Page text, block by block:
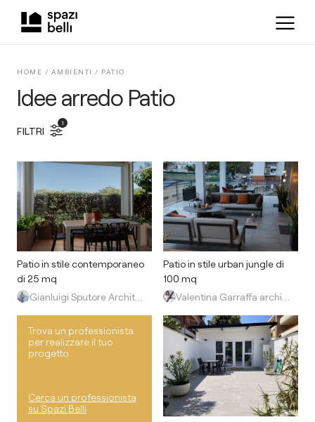
Idee arredo Patio
HOME / AMBIENTI / PATIO
FILTRI
1
Patio in stile contemporaneo
di 25 mq
Trova un professionista
per realizzare il tuo
progetto.
Cerca un professionista
su Spazi Belli
Patio in stile urban jungle di
100 mq